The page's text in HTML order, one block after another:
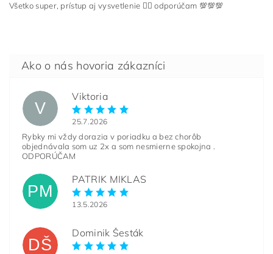
Všetko super, prístup aj vysvetlenie 👌🏻 odporúčam 💯💯💯
V
Viktoria
25.7.2026
Rybky mi vždy dorazia v poriadku a bez chorôb
objednávala som uz 2x a som nesmierne spokojna .
ODPORÚČAM
PM
PATRIK MIKLAS
13.5.2026
DŠ
Dominik Šesták